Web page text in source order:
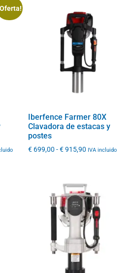
Iberfence Farmer 80X
Clavadora de estacas y
postes
€699,00 - €915,90 IVA incluido